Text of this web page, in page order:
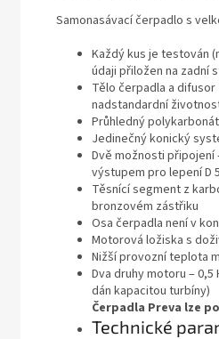
Samonasávací čerpadlo s
Každý kus je testován
údaji přiložen na zadní
Tělo čerpadla a
nadstandardní
Průhledný
Jedinečný konický
Dvě možnosti připojení
výstupem pro lepení D
Těsnící segment z
bronzovém zástřiku
Osa čerpadla není v
Motorová ložiska s
Nižší provozní teplota
Dva druhy motoru – 0,5
dán kapacitou turbíny)
Čerpadla Preva lze
Technické